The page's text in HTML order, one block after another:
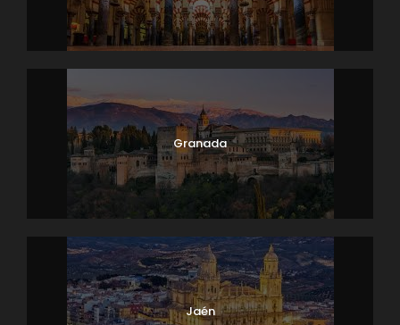
Granada
Jaén